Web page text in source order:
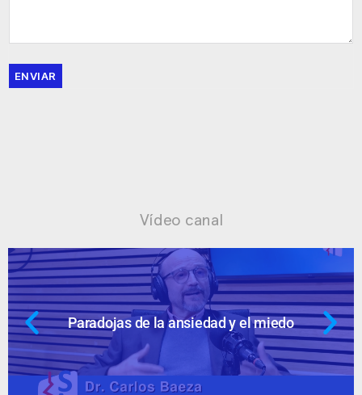
ENVIAR
Vídeo canal
y el miedo Ansiedad: supuestos